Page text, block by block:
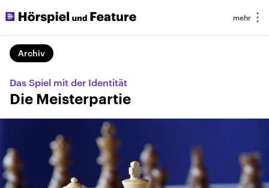
Archiv
Das Spiel mit der Identität
Die Meisterpartie